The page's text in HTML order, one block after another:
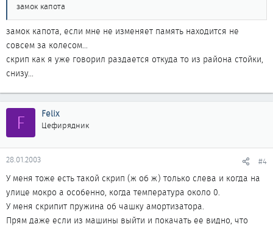
замок капота
замок капота, если мне не изменяет память находится не
совсем за колесом...
скрип как я уже говорил раздается откуда то из района стойки,
снизу...
F Felix
Цефирядник
28.01.2003 #4
У меня тоже есть такой скрип (ж об ж) только слева и когда на
улице мокро а особенно, когда температура около 0.
У меня скрипит пружина об чашку амортизатора.
Прям даже если из машины выйти и покачать ее видно, что